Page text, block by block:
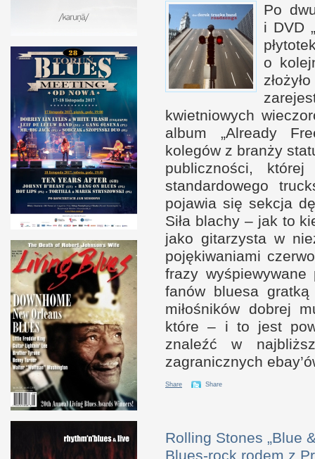
Po
i DVD
o k
kwietniowych
album „Already
kolegów z branży
publiczności,
standardowego
pojawia się sekcja
Siła blachy – jak to
jako gitarzysta w n
pojękiwaniami
frazy wyśpiewywane
fanów bluesa
miłośników dobrej
które – i to jest
znaleźćw n
zagranicznych
Share Share
Rolling Stones „Blue
Blues-rock rodem z